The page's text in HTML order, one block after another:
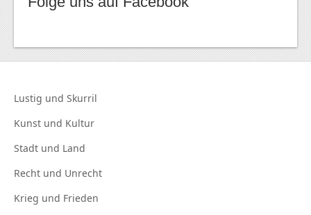
Lustig und Skurril
Kunst und Kultur
Stadt und Land
Recht und Unrecht
Krieg und Frieden